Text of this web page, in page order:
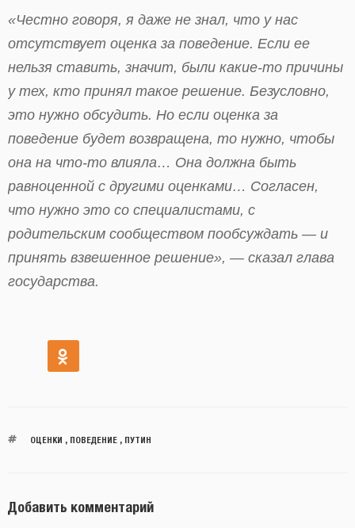
«Честно говоря, я даже не знал, что у нас
отсутствует оценка за поведение. Если ее
нельзя ставить, значит, были какие-то причины
у тех, кто принял такое решение. Безусловно,
это нужно обсудить. Но если оценка за
поведение будет возвращена, то нужно, чтобы
она на что-то влияла… Она должна быть
равноценной с другими оценками… Согласен,
что нужно это со специалистами, с
родительским сообществом пообсуждать — и
принять взвешенное решение», — сказал глава
государства.
ОЦЕНКИ ПОВЕДЕНИЕ, ПУТИН
Добавить комментарий